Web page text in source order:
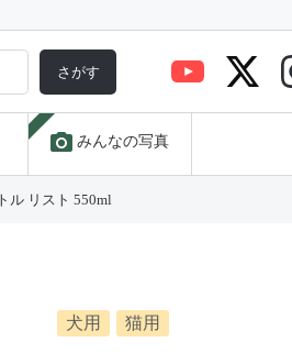
さがす
photo_camera みんなの写真
ル リスト 550ml
犬用 猫用